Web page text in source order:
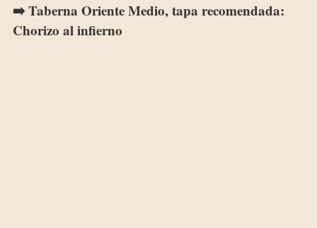
➡️ Taberna Oriente Medio, tapa recomendada:
Chorizo al infierno